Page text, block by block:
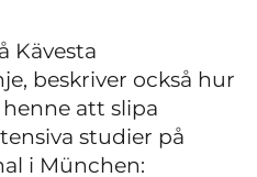
Kävesta
beskriver också hur
att slipa
studier på
i München: